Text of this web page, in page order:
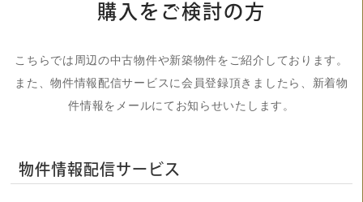
購入をご検討の方
こちらでは周辺の中古物件や新築物件をご紹介しております。
また、物件情報配信サービスに会員登録頂きましたら、新着物
件情報をメールにてお知らせいたします。
物件情報配信サービス